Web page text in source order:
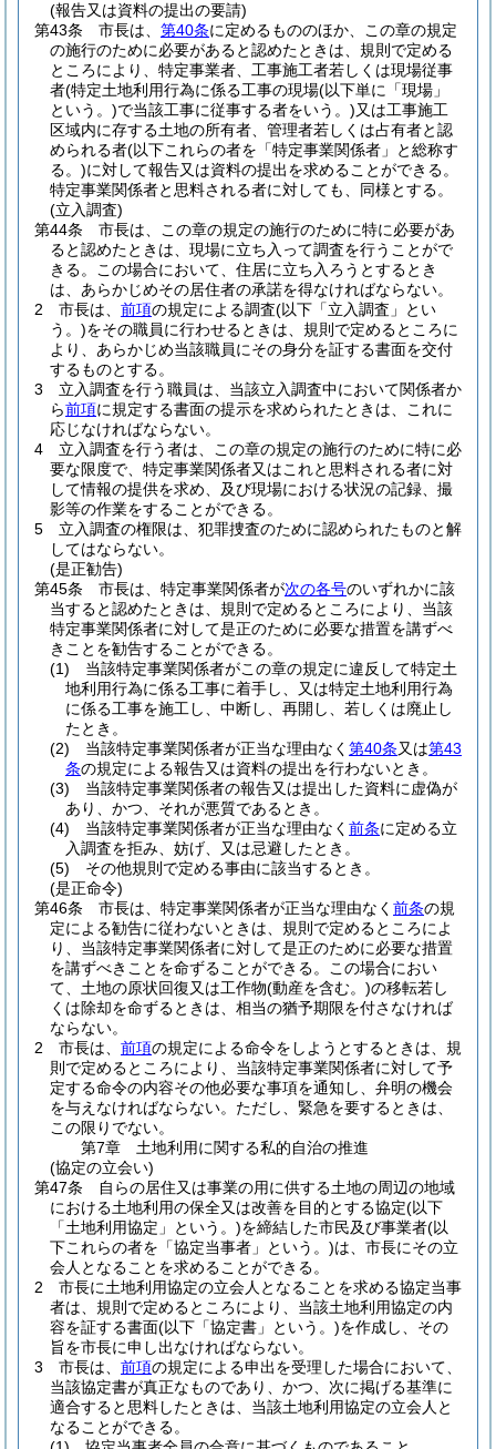
(報告又は資料の提出の要請)
第43条
市長は、 第40条に定めるもののほか、この章の規定
の施行のために必要があると認めたときは、規則で定める
ところにより、特定事業者、工事施工者若しくは現場従事
者(特定土地利用行為に係る工事の現場(以下単に「現場」
という。)で当該工事に従事する者をいう。)又は工事施工
区域内に存する土地の所有者、管理者若しくは占有者と認
められる者(以下これらの者を「特定事業関係者」と総称す
る。)に対して報告又は資料の提出を求めることができる。
特定事業関係者と思料される者に対しても、同様とする。
(立入調査)
第44条
市長は、この章の規定の施行のために特に必要があ
ると認めたときは、現場に立ち入って調査を行うことがで
きる。
この場合において、住居に立ち入ろうとするとき
は、あらかじめその居住者の承諾を得なければならない。
2
市長は、 前項の規定による調査(以下「立入調査」とい
う。)をその職員に行わせるときは、規則で定めるところに
より、あらかじめ当該職員にその身分を証する書面を交付
するものとする。
3
立入調査を行う職員は、当該立入調査中において関係者か
ら前項に規定する書面の提示を求められたときは、これに
応じなければならない。
4
立入調査を行う者は、この章の規定の施行のために特に必
要な限度で、特定事業関係者又はこれと思料される者に対
して情報の提供を求め、及び現場における状況の記録、撮
影等の作業をすることができる。
5
立入調査の権限は、犯罪捜査のために認められたものと解
してはならない。
(是正勧告)
第45条
市長は、特定事業関係者が次の各号のいずれかに該
当すると認めたときは、規則で定めるところにより、当該
特定事業関係者に対して是正のために必要な措置を講ずべ
きことを勧告することができる。
(1)
当該特定事業関係者がこの章の規定に違反して特定土
地利用行為に係る工事に着手し、又は特定土地利用行為
に係る工事を施工し、中断し、再開し、若しくは廃止し
たとき。
(2)
当該特定事業関係者が正当な理由なく 第40条又は第43
条の規定による報告又は資料の提出を行わないとき。
(3)
当該特定事業関係者の報告又は提出した資料に虚偽が
あり、かつ、それが悪質であるとき。
(4)
当該特定事業関係者が正当な理由なく 前条に定める立
入調査を拒み、妨げ、又は忌避したとき。
(5)
その他規則で定める事由に該当するとき。
(是正命令)
第46条
市長は、特定事業関係者が正当な理由なく 前条の規
定による勧告に従わないときは、規則で定めるところによ
り、当該特定事業関係者に対して是正のために必要な措置
を講ずべきことを命ずることができる。
この場合におい
て、土地の原状回復又は工作物(動産を含む。)の移転若し
くは除却を命ずるときは、相当の猶予期限を付さなければ
ならない。
2
市長は、 前項の規定による命令をしようとするときは、規
則で定めるところにより、当該特定事業関係者に対して予
定する命令の内容その他必要な事項を通知し、弁明の機会
を与えなければならない。 ただし、緊急を要するときは、
この限りでない。
第7章
土地利用に関する私的自治の推進
(協定の立会い)
第47条
自らの居住又は事業の用に供する土地の周辺の地域
における土地利用の保全又は改善を目的とする協定(以下
「土地利用協定」という。)を締結した市民及び事業者(以
下これらの者を「協定当事者」という。)は、市長にその立
会人となることを求めることができる。
2
市長に土地利用協定の立会人となることを求める協定当事
者は、規則で定めるところにより、当該土地利用協定の内
容を証する書面(以下「協定書」という。)を作成し、その
旨を市長に申し出なければならない。
3
市長は、 前項の規定による申出を受理した場合において、
当該協定書が真正なものであり、かつ、次に掲げる基準に
適合すると思料したときは、当該土地利用協定の立会人と
なることができる。